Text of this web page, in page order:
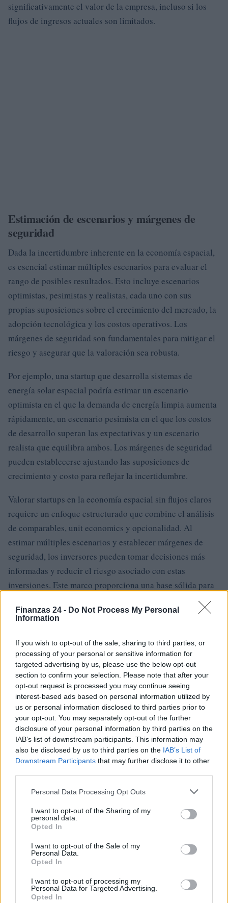
Finanzas 24 - Do Not Process My Personal
Information
If you wish to opt-out of the sale, sharing to third parties, or
processing of your personal or sensitive information for
targeted advertising by us, please use the below opt-out
section to confirm your selection. Please note that after your
opt-out request is processed you may continue seeing
interest-based ads based on personal information utilized by
us or personal information disclosed to third parties prior to
your opt-out. You may separately opt-out of the further
disclosure of your personal information by third parties on the
IAB’s list of downstream participants. This information may
also be disclosed by us to third parties on the IAB’s List of
Downstream Participants that may further disclose it to other
Please note that this website/app uses one or more Google
not limited to your visit or usage behaviour. You may click to
grant or deny consent to Google and its third-party tags to
use your data for below specified purposes in below Google
consent section.
Personal Data Processing Opt Outs
I want to opt-out of the Sharing of my
personal data.
Opted In
I want to opt-out of the Sale of my
Personal Data.
Opted In
I want to opt-out of processing my
Personal Data for Targeted Advertising.
Opted In
significativamente el valor de la empresa, incluso si los
flujos de ingresos actuales son limitados.
Estimación de escenarios y márgenes de
seguridad
Dada la incertidumbre inherente en la economía espacial,
es esencial estimar múltiples escenarios para evaluar el
rango de posibles resultados. Esto incluye escenarios
optimistas, pesimistas y realistas, cada uno con sus
propias suposiciones sobre el crecimiento del mercado, la
adopción tecnológica y los costos operativos. Los
márgenes de seguridad son fundamentales para mitigar el
riesgo y asegurar que la valoración sea robusta.
Por ejemplo, una startup que desarrolla sistemas de
energía solar espacial podría estimar un escenario
optimista en el que la demanda de energía limpia aumenta
rápidamente, un escenario pesimista en el que los costos
de desarrollo superan las expectativas y un escenario
realista que equilibra ambos. Los márgenes de seguridad
pueden establecerse ajustando las suposiciones de
crecimiento y costo para reflejar la incertidumbre.
Valorar startups en la economía espacial sin flujos claros
requiere un enfoque estructurado que combine el análisis
de comparables, unit economics y opcionalidad. Al
estimar múltiples escenarios y establecer márgenes de
seguridad, los inversores pueden tomar decisiones más
informadas y reducir el riesgo asociado con estas
inversiones. Este marco proporciona una base sólida para
evaluar el potencial de estas empresas y su capacidad para
generar valor a largo plazo.
AUTOR
Lucía Herrera